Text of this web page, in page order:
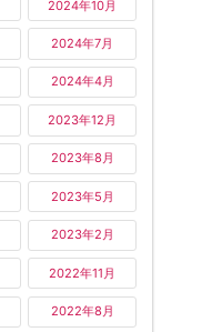
2024年10月
2024年7月
2024年4月
2023年12月
2023年8月
2023年5月
2023年2月
2022年11月
2022年8月